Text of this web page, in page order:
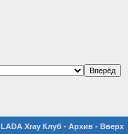
LADA Xray Клуб - Архив - Вверх